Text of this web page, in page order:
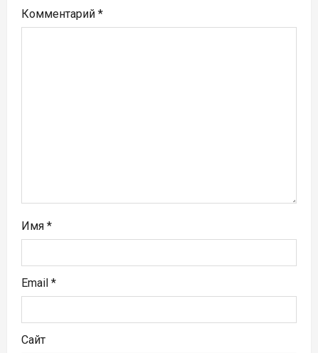
п
я
Комментарий *
Имя *
Email *
Сайт